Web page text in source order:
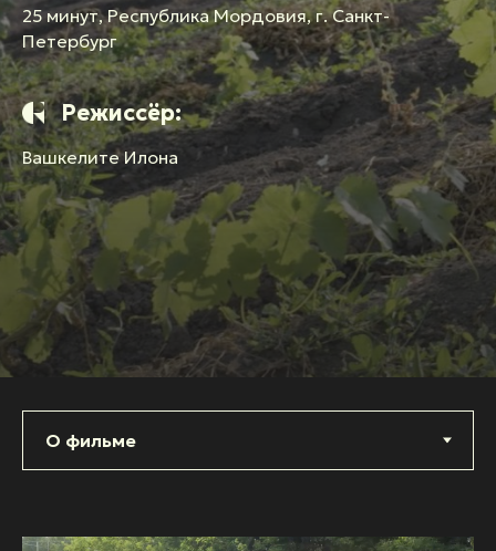
25 минут, Республика Мордовия, г. Санкт-
Петербург
Режиссёр:
Вашкелите Илона